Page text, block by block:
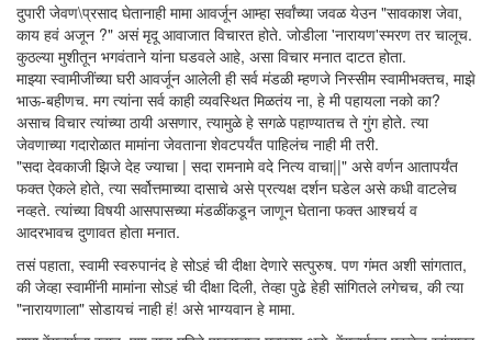
दुपारी जेवण\प्रसाद घेतानाही मामा आवर्जून आम्हा सर्वांच्या जवळ येउन "सावकाश जेवा,
काय हवं अजून ?" असं मृदू आवाजात विचारत होते. जोडीला 'नारायण'स्मरण तर चालूच.
कुठल्या मुशीतून भगवंताने यांना घडवले आहे, असा विचार मनात दाटत होता.
माझ्या स्वामीजींच्या घरी आवर्जून आलेली ही सर्व मंडळी म्हणजे निस्सीम स्वामीभक्तच, माझे
भाऊ-बहीणच. मग त्यांना सर्व काही व्यवस्थित मिळतंय ना, हे मी पहायला नको का?
असाच विचार त्यांच्या ठायी असणार, त्यामुळे हे सगळे पहाण्यातच ते गुंग होते. त्या
जेवणाच्या गदारोळात मामांना जेवताना शेवटपर्यंत पाहिलंच नाही मी तरी.
"सदा देवकाजी झिजे देह ज्याचा | सदा रामनामे वदे नित्य वाचा||" असे वर्णन आतापर्यंत
फक्त ऐकले होते, त्या सर्वोत्तमाच्या दासाचे असे प्रत्यक्ष दर्शन घडेल असे कधी वाटलेच
नव्हते. त्यांच्या विषयी आसपासच्या मंडळींकडून जाणून घेताना फक्त आश्चर्य व
आदरभावच दुणावत होता मनात.
तसं पहाता, स्वामी स्वरुपानंद हे सोऽहं ची दीक्षा देणारे सत्पुरुष. पण गंमत अशी सांगतात,
की जेव्हा स्वामींनी मामांना सोऽहं ची दीक्षा दिली, तेव्हा पुढे हेही सांगितले लगेचच, की त्या
"नारायणाला" सोडायचं नाही हं! असे भाग्यवान हे मामा.